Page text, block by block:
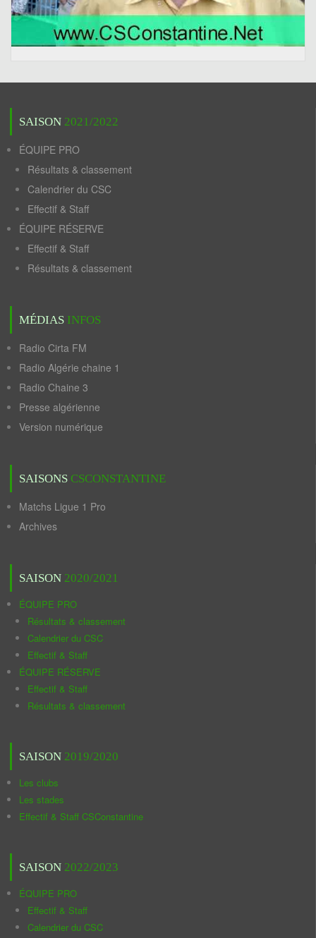
SAISON 2021/2022
ÉQUIPE PRO
Résultats & classement
Calendrier du CSC
Effectif & Staff
ÉQUIPE RÉSERVE
Effectif & Staff
Résultats & classement
MÉDIAS INFOS
Radio Cirta FM
Radio Algérie chaine 1
Radio Chaine 3
Presse algérienne
Version numérique
SAISONS CSCONSTANTINE
Matchs Ligue 1 Pro
Archives
SAISON 2020/2021
ÉQUIPE PRO
Résultats & classement
Calendrier du CSC
Effectif & Staff
ÉQUIPE RÉSERVE
Effectif & Staff
Résultats & classement
SAISON 2019/2020
Les clubs
Les stades
Effectif & Staff CSConstantine
SAISON 2022/2023
ÉQUIPE PRO
Effectif & Staff
Calendrier du CSC